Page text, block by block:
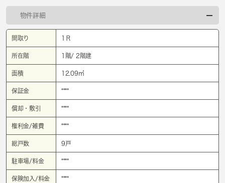
物件詳細
間取り 1Ｒ
所在階 1階/ 2階建
面積 12.09㎡
保証金 ****
償却・敷引 ****
権利金/雑費 ****
総戸数 9戸
駐車場/料金 ****
保険加入/料金 ****